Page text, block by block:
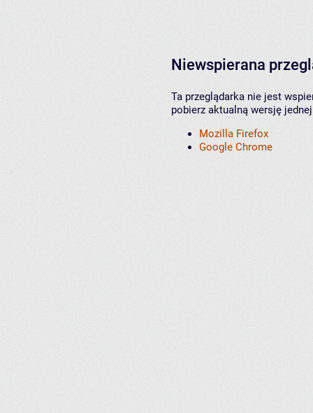
Niewspierana
Ta przeglądarka nie jest
pobierz aktualną wersję
Mozilla Firefox
Google Chrome